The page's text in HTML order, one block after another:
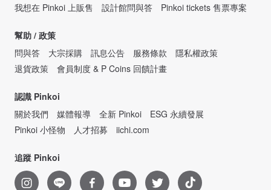
我想在 Pinkoi 上販售
設計館問與答 Pinkoi tickets 售票專案
幫助 / 政策
問與答
大宗採購 訊息公告 服務條款
隱私權政策
退貨政策
會員制度 & P Coins 回饋計畫
認識 Pinkoi
關於我們
媒體報導 全新 Pinkoi
ESG 永續發展
Pinkoi 小怪物
人才招募 iichi.com
追蹤 Pinkoi